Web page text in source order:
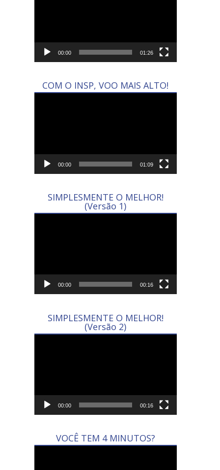
00:00 01:26
COM O INSP, VOO MAIS ALTO!
00:00 01:09
SIMPLESMENTE O MELHOR!
(Versão 1)
00:00 00:16
SIMPLESMENTE O MELHOR!
(Versão 2)
00:00 00:16
VOCÊ TEM 4 MINUTOS?